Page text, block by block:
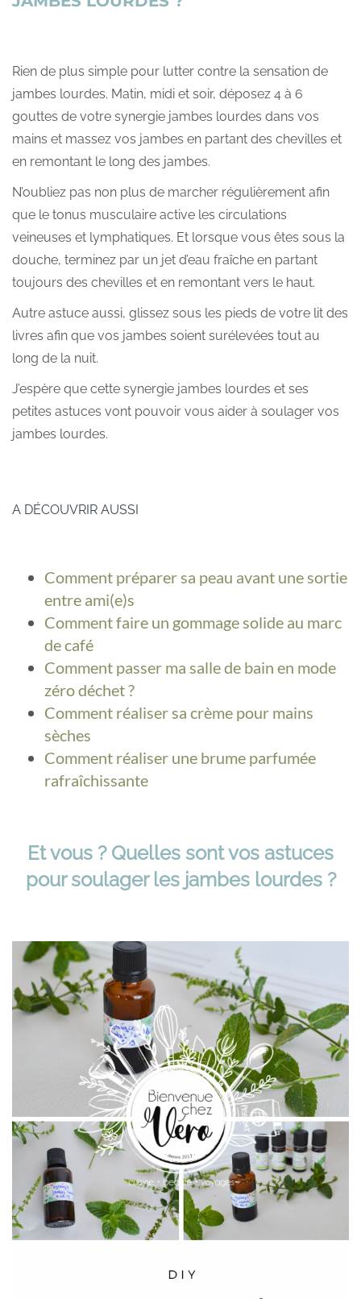
Rien de plus simple pour lutter contre la sensation de
jambes lourdes. Matin, midi et soir, déposez 4 à 6
gouttes de votre synergie jambes lourdes dans vos
mains et massez vos jambes en partant des chevilles et
en remontant le long des jambes.
N’oubliez pas non plus de marcher régulièrement afin
que le tonus musculaire active les circulations
veineuses et lymphatiques. Et lorsque vous êtes sous la
douche, terminez par un jet d’eau fraîche en partant
toujours des chevilles et en remontant vers le haut.
Autre astuce aussi, glissez sous les pieds de votre lit des
livres afin que vos jambes soient surélevées tout au
long de la nuit.
J’espère que cette synergie jambes lourdes et ses
petites astuces vont pouvoir vous aider à soulager vos
jambes lourdes.
A DÉCOUVRIR AUSSI
Comment préparer sa peau avant une sortie
entre ami(e)s
Comment faire un gommage solide au marc
de café
Comment passer ma salle de bain en mode
zéro déchet ?
Comment réaliser sa crème pour mains
sèches
Comment réaliser une brume parfumée
rafraîchissante
Et vous ? Quelles sont vos astuces
pour soulager les jambes lourdes ?